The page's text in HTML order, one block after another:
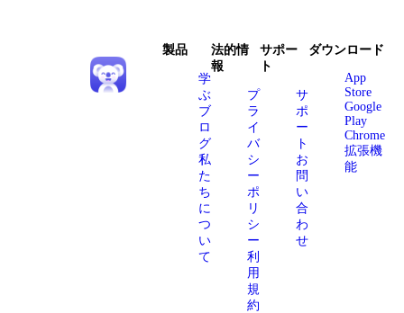
製品
学
ぶ
ブ
ロ
グ
私
た
ち
に
つ
い
て
法的情
報
プ
ラ
イ
バ
シ
ー
ポ
リ
シ
ー
利
用
規
約
サポー
ト
サ
ポ
ー
ト
お
問
い
合
わ
せ
ダウンロード
App
Store
Google
Play
Chrome
拡張機
能